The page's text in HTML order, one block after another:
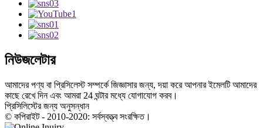
নিউজলেটার
আমাদের পণ্য বা প্রিসিলেস্ট সম্পর্কে জিজ্ঞাসার জন্য, দয়া করে আপনার ইমেলটি আমাদের
কাছে রেখে দিন এবং আমরা 24 ঘন্টার মধ্যে যোগাযোগ করব।
প্রিসিলিস্টের জন্য অনুসন্ধান
© কপিরাইট - 2010-2020: সর্বস্বত্ত্ব সংরক্ষিত।